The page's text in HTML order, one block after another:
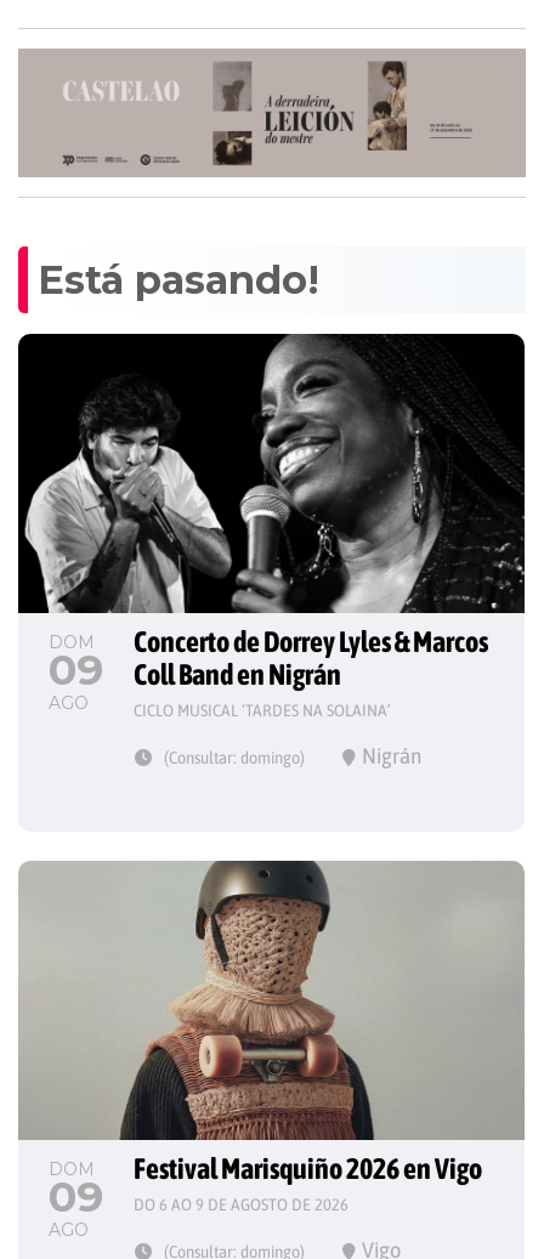
Está pasando!
DOM
09
AGO
Concerto de Dorrey Lyles & Marcos
Coll Band en Nigrán
CICLO MUSICAL ‘TARDES NA SOLAINA’
(Consultar: domingo) Nigrán
DOM
09
AGO
Festival Marisquiño 2026 en Vigo
DO 6 AO 9 DE AGOSTO DE 2026
(Consultar: domingo) Vigo